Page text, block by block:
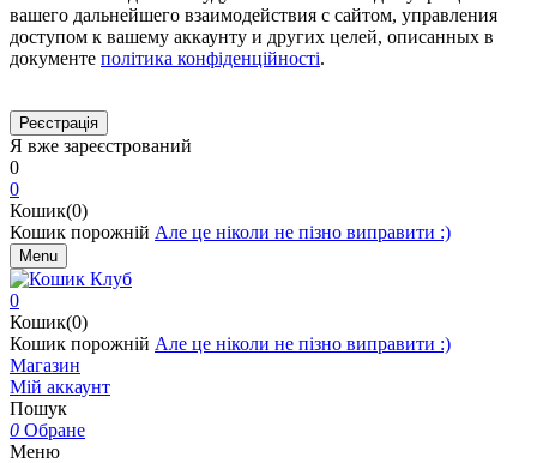
вашего дальнейшего взаимодействия с сайтом, управления
доступом к вашему аккаунту и других целей, описанных в
документе політика конфіденційності.
Я вже зареєстрований
0
0
Кошик(0)
Кошик порожній Але це ніколи не пізно виправити :)
Menu
0
Кошик(0)
Кошик порожній Але це ніколи не пізно виправити :)
Магазин
Мій аккаунт
Пошук
0 Обране
Меню